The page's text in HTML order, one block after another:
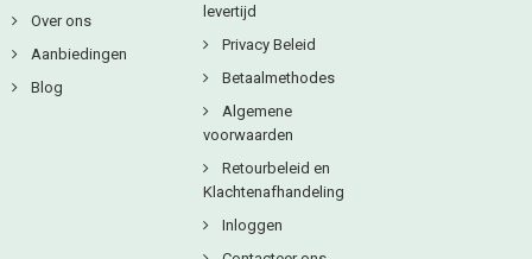
Over ons
Aanbiedingen
Blog
levertijd
Privacy Beleid
Betaalmethodes
Algemene
voorwaarden
Retourbeleid en
Klachtenafhandeling
Inloggen